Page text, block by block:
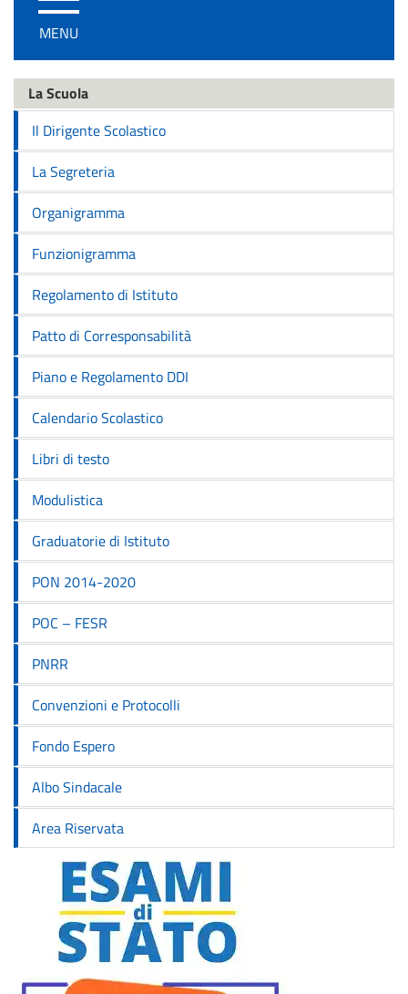
/
disattiva
navigazione
MENU
La Scuola
Il Dirigente Scolastico
La Segreteria
Organigramma
Funzionigramma
Regolamento di Istituto
Patto di Corresponsabilità
Piano e Regolamento DDI
Calendario Scolastico
Libri di testo
Modulistica
Graduatorie di Istituto
PON 2014-2020
POC – FESR
PNRR
Convenzioni e Protocolli
Fondo Espero
Albo Sindacale
Area Riservata